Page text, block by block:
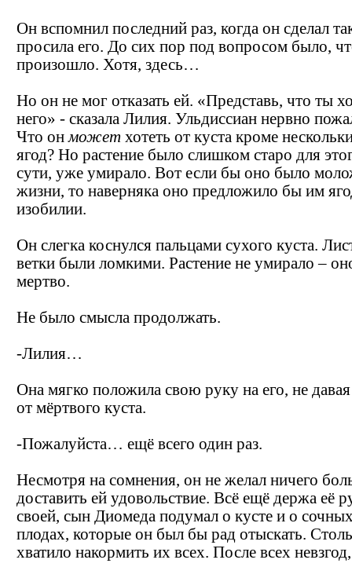
Он вспомнил последний раз, когда он сделал
просила его. До сих пор под вопросом было,
произошло. Хотя, здесь…
Но он не мог отказать ей. «Представь, что ты
него» - сказала Лилия. Ульдиссиан нервно
Что онможет хотеть от куста кроме
ягод? Но растение было слишком старо для
сути, уже умирало. Вот если бы оно было
жизни, то наверняка оно предложило бы им
изобилии.
Он слегка коснулся пальцами сухого куста.
ветки были ломкими. Растение не умирало –
мертво.
Не было смысла продолжать.
-Лилия…
Она мягко положила свою руку на его, не давая
от мёртвого куста.
-Пожалуйста… ещё всего один раз.
Несмотря на сомнения, он не желал ничего
доставить ей удовольствие. Всё ещё держа её
своей, сын Диомеда подумал о кусте и о
плодах, которые он был бы рад отыскать.
хватило накормить их всех. После всех